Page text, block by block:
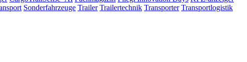
Sonderfahrzeuge Trailer Trailertechnik Transporter Transportlogistik